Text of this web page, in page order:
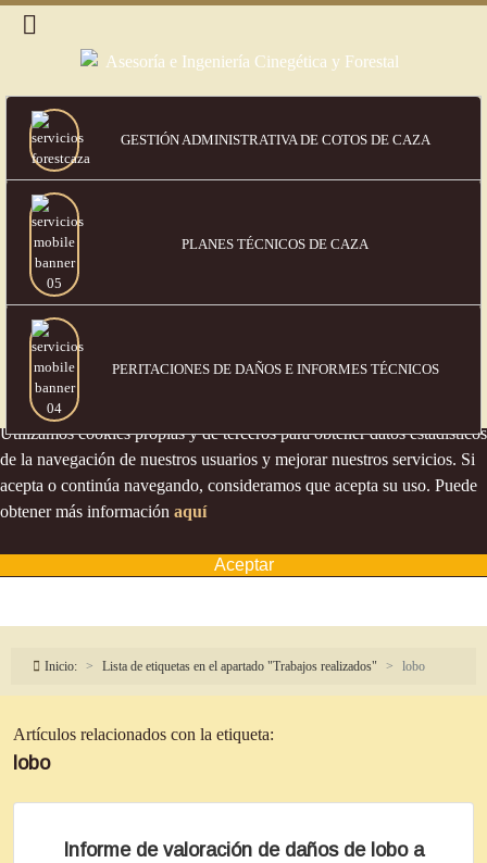
GESTIÓN ADMINISTRATIVA DE COTOS DE CAZA
PLANES TÉCNICOS DE CAZA
PERITACIONES DE DAÑOS E INFORMES TÉCNICOS
Política de cookies
Utilizamos cookies propias y de terceros para obtener datos estadísticos
de la navegación de nuestros usuarios y mejorar nuestros servicios. Si
acepta o continúa navegando, consideramos que acepta su uso. Puede
obtener más información aquí
Aceptar
Inicio: Lista de etiquetas en el apartado "Trabajos realizados" lobo
Artículos relacionados con la etiqueta:
lobo
Informe de valoración de daños de lobo a